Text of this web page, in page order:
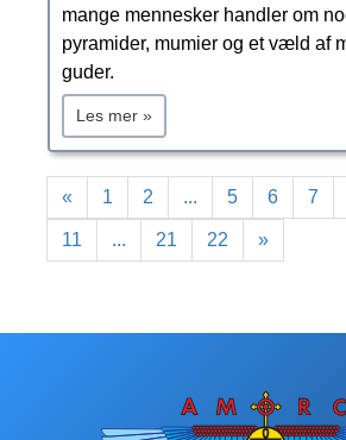
mange mennesker handler om
pyramider, mumier og et væld af
guder.
Les mer »
« 1 2 ... 5 6 7
11 ... 21 22 »